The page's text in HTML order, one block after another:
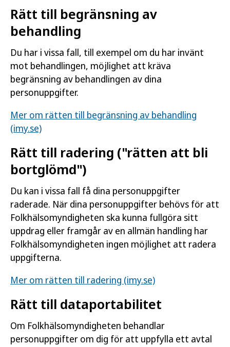
Rätt till begränsning av
behandling
Du har i vissa fall, till exempel om du har invänt
mot behandlingen, möjlighet att kräva
begränsning av behandlingen av dina
personuppgifter.
Mer om rätten till begränsning av behandling
(imy.se)
Rätt till radering ("rätten att bli
bortglömd")
Du kan i vissa fall få dina personuppgifter
raderade. När dina personuppgifter behövs för att
Folkhälsomyndigheten ska kunna fullgöra sitt
uppdrag eller framgår av en allmän handling har
Folkhälsomyndigheten ingen möjlighet att radera
uppgifterna.
Mer om rätten till radering (imy.se)
Rätt till dataportabilitet
Om Folkhälsomyndigheten behandlar
personuppgifter om dig för att uppfylla ett avtal